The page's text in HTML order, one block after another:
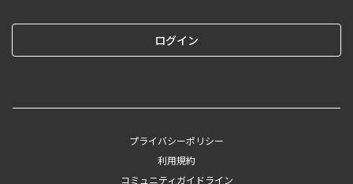
ログイン
プライバシーポリシー
利用規約
コミュニティガイドライン